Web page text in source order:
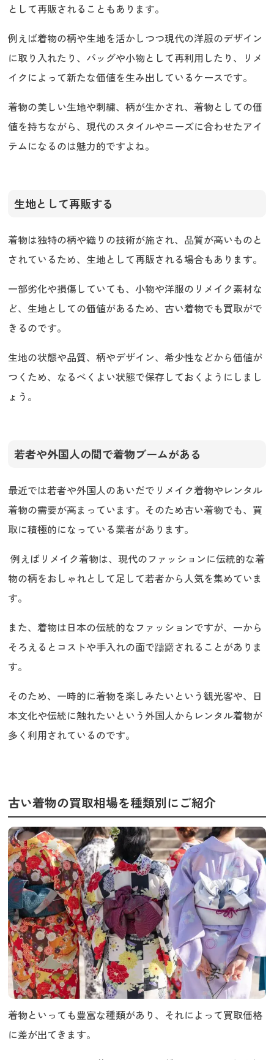
として再販されることもあります。
例えば着物の柄や生地を活かしつつ現代の洋服のデザイン
に取り入れたり、バッグや小物として再利用したり、リメ
イクによって新たな価値を生み出しているケースです。
着物の美しい生地や刺繍、柄が生かされ、着物としての価
値を持ちながら、現代のスタイルやニーズに合わせたアイ
テムになるのは魅力的ですよね。
生地として再販する
着物は独特の柄や織りの技術が施され、品質が高いものと
されているため、生地として再販される場合もあります。
一部劣化や損傷していても、小物や洋服のリメイク素材な
ど、生地としての価値があるため、古い着物でも買取がで
きるのです。
生地の状態や品質、柄やデザイン、希少性などから価値が
つくため、なるべくよい状態で保存しておくようにしまし
ょう。
若者や外国人の間で着物ブームがある
最近では若者や外国人のあいだでリメイク着物やレンタル
着物の需要が高まっています。そのため古い着物でも、買
取に積極的になっている業者があります。
例えばリメイク着物は、現代のファッションに伝統的な着
物の柄をおしゃれとして足して若者から人気を集めていま
す。
また、着物は日本の伝統的なファッションですが、一から
そろえるとコストや手入れの面で躊躇されることがありま
す。
そのため、一時的に着物を楽しみたいという観光客や、日
本文化や伝統に触れたいという外国人からレンタル着物が
多く利用されているのです。
古い着物の買取相場を種類別にご紹介
着物といっても豊富な種類があり、それによって買取価格
に差が出てきます。